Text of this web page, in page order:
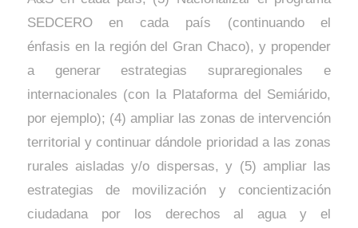
SEDCERO en cada país (continuando el
énfasis en la región del Gran Chaco), y propender
a generar estrategias supraregionales e
internacionales (con la Plataforma del Semiárido,
por ejemplo); (4) ampliar las zonas de intervención
territorial y continuar dándole prioridad a las zonas
rurales aisladas y/o dispersas, y (5) ampliar las
estrategias de movilización y concientización
ciudadana por los derechos al agua y el